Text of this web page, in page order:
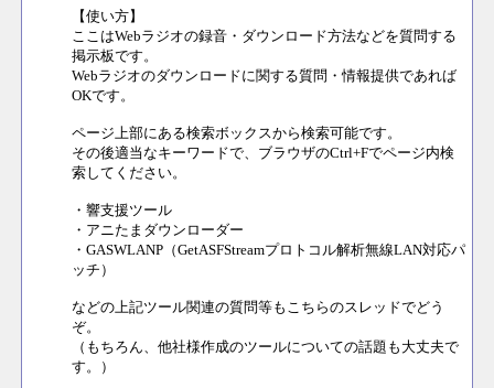
【使い方】
ここはWebラジオの録音・ダウンロード方法などを質問する
掲示板です。
Webラジオのダウンロードに関する質問・情報提供であれば
OKです。
ページ上部にある検索ボックスから検索可能です。
その後適当なキーワードで、ブラウザのCtrl+Fでページ内検
索してください。
・響支援ツール
・アニたまダウンローダー
・GASWLANP（GetASFStreamプロトコル解析無線LAN対応パ
ッチ）
などの上記ツール関連の質問等もこちらのスレッドでどう
ぞ。
（もちろん、他社様作成のツールについての話題も大丈夫で
す。）